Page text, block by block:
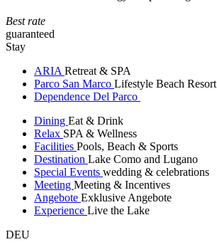
Best rate
guaranteed
Stay
ARIA Retreat & SPA
Parco San Marco Lifestyle Beach Resort
Dependence Del Parco
Dining Eat & Drink
Relax SPA & Wellness
Facilities Pools, Beach & Sports
Destination Lake Como and Lugano
Special Events wedding & celebrations
Meeting Meeting & Incentives
Angebote Exklusive Angebote
Experience Live the Lake
DEU